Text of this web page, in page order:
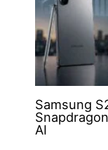
Samsung
AI